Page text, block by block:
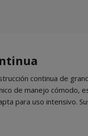
continua de
de manejo cómodo,
para uso intensivo.